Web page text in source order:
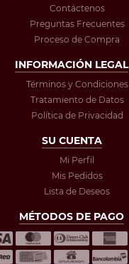
Contáctenos
Preguntas Frecuentes
Proceso de Compra
INFORMACIÓN LEGAL
Términos y Condiciones
Tratamiento de Datos
Política de Privacidad
SU CUENTA
Mi Perfil
Mis Pedidos
Lista de Deseos
MÉTODOS DE PAGO